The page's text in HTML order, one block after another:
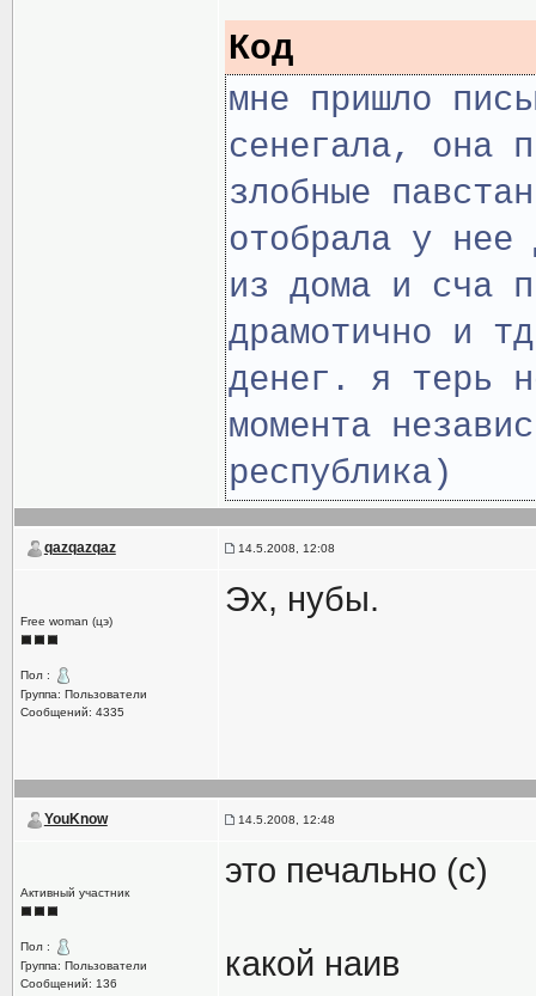
Код
мне пришло
сенегала, она
злобные
отобрала у нее
из дома и сча
драмотично и
денег. я терь
момента
республика)
qazqazqaz 14.5.2008, 12:08
Free woman (цэ)
Пол :
Группа: Пользователи
Сообщений: 4335
Эх, нубы.
YouKnow 14.5.2008, 12:48
Активный участник
Пол :
Группа: Пользователи
Сообщений: 136
это печально (с)
какой наив